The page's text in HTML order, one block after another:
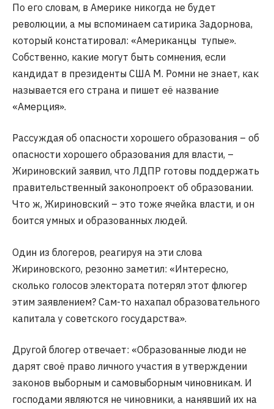
По его словам, в Америке никогда не будет
революции, а мы вспоминаем сатирика Задорнова,
который констатировал: «Американцы тупые».
Собственно, какие могут быть сомнения, если
кандидат в президенты США М. Ромни не знает, как
называется его страна и пишет её название
«Амерция».
Рассуждая об опасности хорошего образования – об
опасности хорошего образования для власти, –
Жириновский заявил, что ЛДПР готовы поддержать
правительственный законопроект об образовании.
Что ж, Жириновский – это тоже ячейка власти, и он
боится умных и образованных людей.
Один из блогеров, реагируя на эти слова
Жириновского, резонно заметил: «Интересно,
сколько голосов электората потерял этот флюгер
этим заявлением? Сам-то нахапал образовательного
капитала у советского государства».
Другой блогер отвечает: «Образованные люди не
дарят своё право личного участия в утверждении
законов выборным и самовыборным чиновникам. И
господами являются не чиновники, а нанявший их на